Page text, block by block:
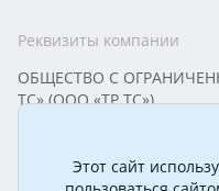
Реквизиты компании
ОБЩЕСТВО С
ТС» (ООО «ТР ТС»)
Юридический адрес:
Каховского, д. 12, стр. 1,
ИНН 7813295032 КПП
ОКПО 20395319
Этот сайт